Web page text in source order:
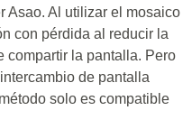
Asao. Al utilizar el mosaico
con pérdida al reducir la
compartir la pantalla. Pero
de pantalla
solo es compatible